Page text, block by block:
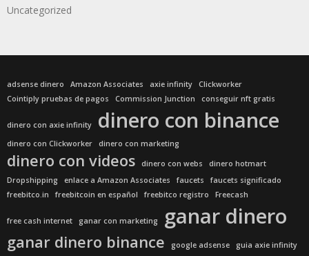
Uncategorized
adsense dinero Amazon Associates axie infinity
Clickworker
Cointiply pruebas de pagos
Commission Junction conseguir nft gratis
dinero con axie infinity dinero con binance
dinero con Clickworker dinero con marketing
dinero con videos dinero con webs
dinero hotmart
Dropshipping
enlace a Amazon Associates faucets
faucets significado
freebitco.in
freebitcoin en español freebitco registro Freecash
free cash internet ganar con marketing ganar dinero
ganar dinero binance google adsense
guia axie infinity